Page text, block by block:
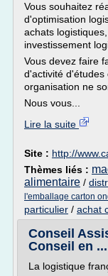
Vous souhaitez
d'optimisation
achats
investissement
Vous devez faire
d'activité d'études
organisation ne
Nous vous...
Lire la suite
Site : http://
Thèmes liés :
alimentaire /
l'emballage carton
particulier / achat
Conseil
Conseil en ...
La logistique